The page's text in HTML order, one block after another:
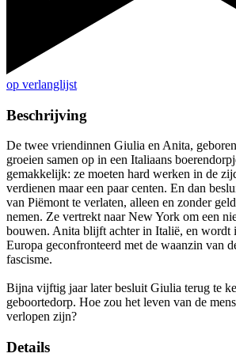
op verlanglijst
Beschrijving
De twee vriendinnen Giulia en Anita,
groeien samen op in een Italiaans
gemakkelijk: ze moeten hard werken in de
verdienen maar een paar centen. En dan
van Piëmont te verlaten, alleen en zonder
nemen. Ze vertrekt naar New York om een
bouwen. Anita blijft achter in Italië, en wordt
Europa geconfronteerd met de waanzin van
fascisme.
Bijna vijftig jaar later besluit Giulia terug te
geboortedorp. Hoe zou het leven van de
verlopen zijn?
Details